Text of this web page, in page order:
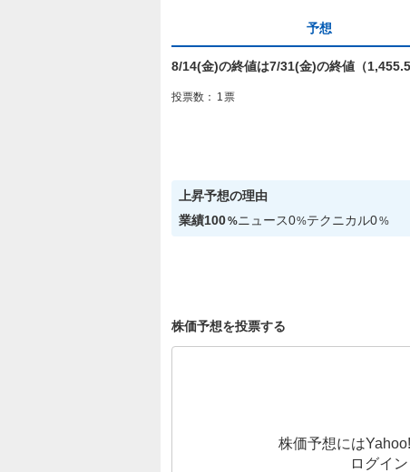
予想
8/14(金)の終値は7/31(金)の終値（
投票数： 1 票
上昇予想の理由
業績100%ニュース0%テクニカル0%
株価予想を投票する
株価予想には
ログイ